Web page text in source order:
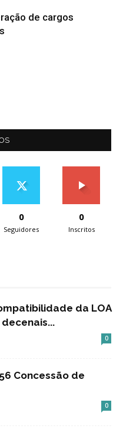
de cargos
0
Seguidores
0
Inscritos
da LOA
decenais...
0
Concessão de
0